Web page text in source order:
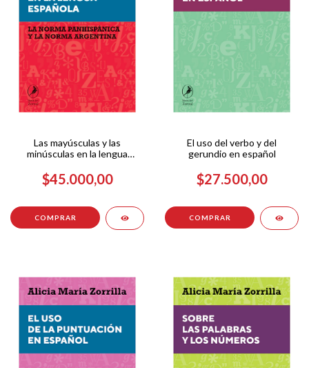
Las mayúsculas y las
minúsculas en la lengua
$45.000,00
El uso del verbo y del
gerundio en español
$27.500,00